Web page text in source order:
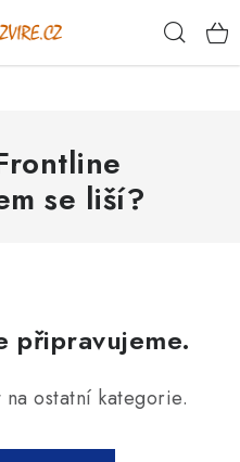
se liší?
připravujeme.
ostatní kategorie.